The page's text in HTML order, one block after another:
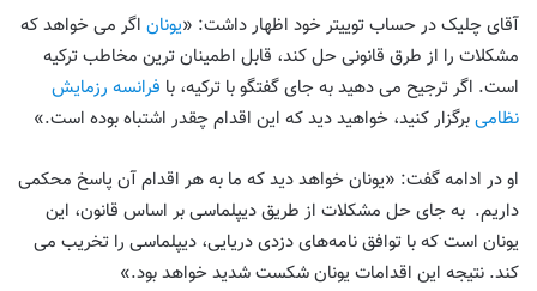
آقای چلیک در حساب توییتر خود اظهار داشت: «یونان اگر می خواهد که
مشکلات را از طرق قانونی حل کند، قابل اطمینان ترین مخاطب ترکیه
است. اگر ترجیح می دهید به جای گفتگو با ترکیه، با فرانسه رزمایش
نظامیبرگزار كنید، خواهید دید كه این اقدام چقدر اشتباه بوده است.»
او در ادامه گفت: «یونان خواهد دید که ما به هر اقدام آن پاسخ محکمی
داریم. به جای حل مشکلات از طریق دیپلماسی بر اساس قانون، این
یونان است که با توافق نامه‌های دزدی دریایی، دیپلماسی را تخریب می
کند. نتیجه این اقدامات یونان شکست شدید خواهد بود.»